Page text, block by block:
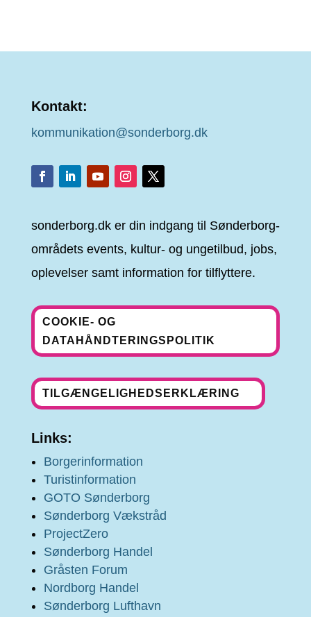
Kontakt:
kommunikation@sonderborg.dk
sonderborg.dk er din indgang til Sønderborg-
områdets events, kultur- og ungetilbud, jobs,
oplevelser samt information for tilflyttere.
COOKIE- OG
DATAHÅNDTERINGSPOLITIK
TILGÆNGELIGHEDSERKLÆRING
Links:
Borgerinformation
Turistinformation
GOTO Sønderborg
Sønderborg Vækstråd
ProjectZero
Sønderborg Handel
Gråsten Forum
Nordborg Handel
Sønderborg Lufthavn